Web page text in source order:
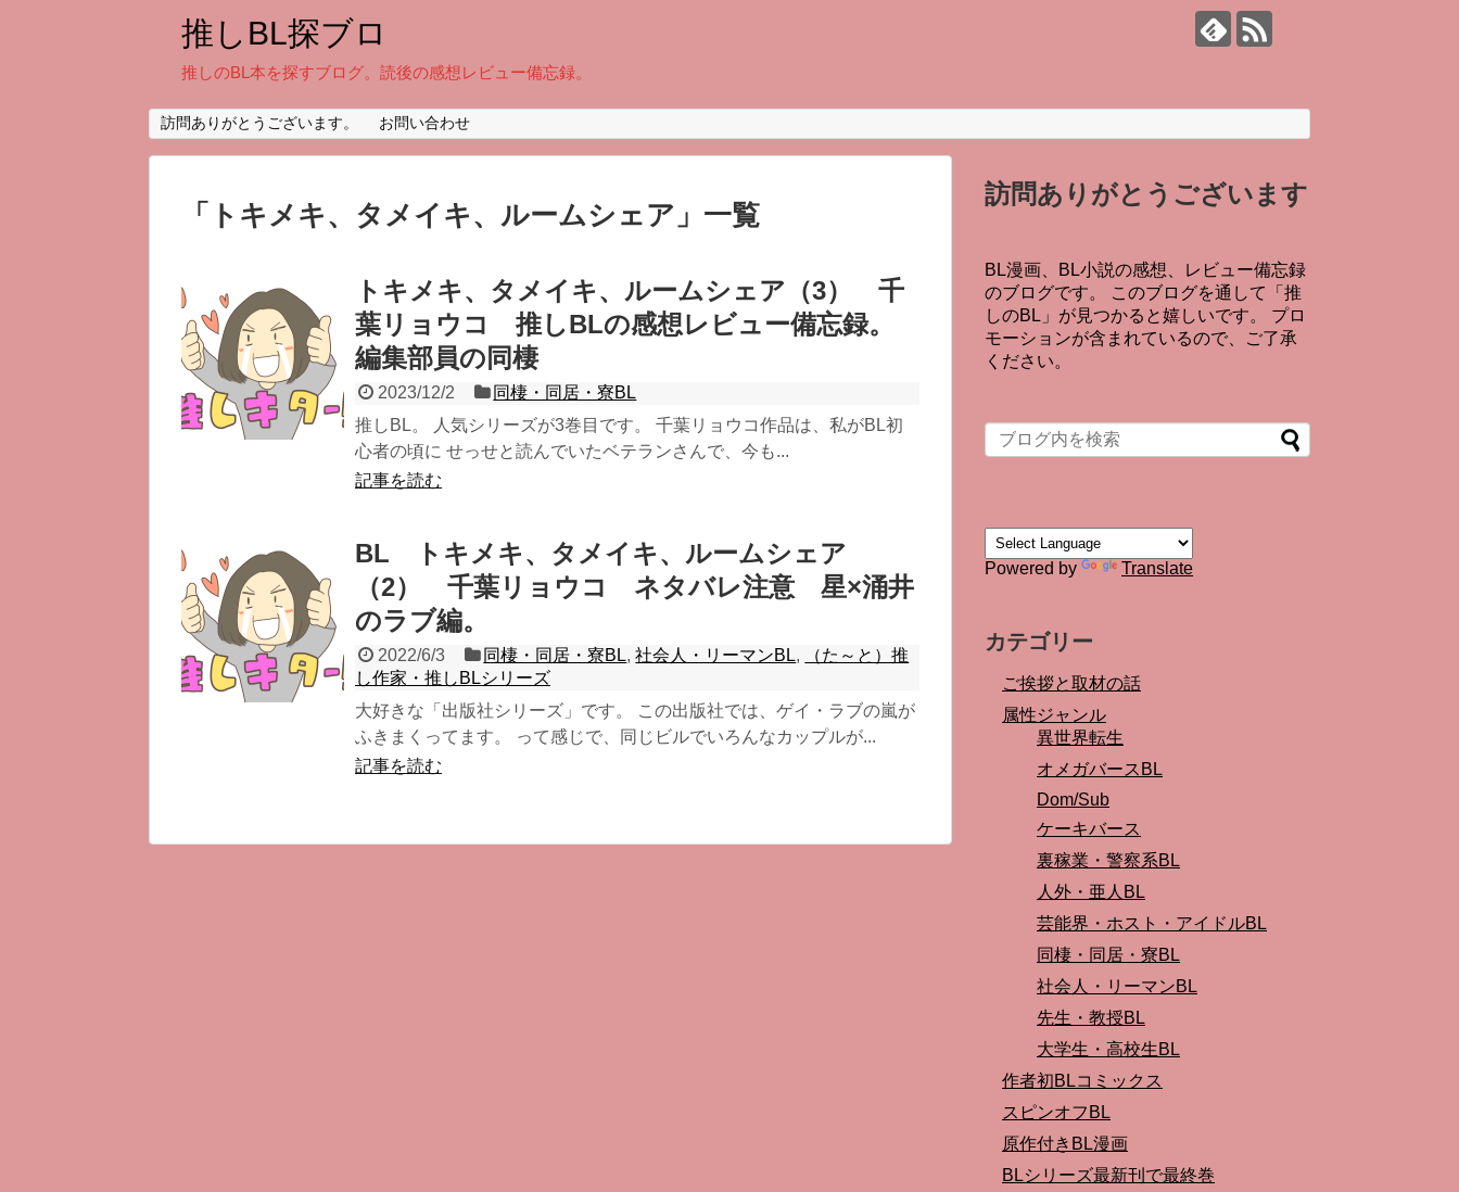
推しBL探ブロ
推しのBL本を探すブログ。読後の感想レビュー備忘録。
訪問ありがとうございます。 お問い合わせ
「 トキメキ、タメイキ、ルームシェア 」 一覧
トキメキ、タメイキ、ルームシェア（3） 千
葉リョウコ 推しBLの感想レビュー備忘録。
編集部員の同棲
2023/12/2
同棲・同居・寮BL
推しBL。 人気シリーズが3巻目です。 千葉リョウコ作品は、私がBL初
心者の頃に せっせと読んでいたベテランさんで、今も...
記事を読む
BL トキメキ、タメイキ、ルームシェア
（2） 千葉リョウコ ネタバレ注意 星×涌井
のラブ編。
2022/6/3 同棲・同居・寮BL,社会人・リーマンBL,
（た～と）推
し作家・推しBLシリーズ
大好きな「出版社シリーズ」です。 この出版社では、ゲイ・ラブの嵐が
ふきまくってます。 って感じで、同じビルでいろんなカップルが...
記事を読む
訪問ありがとうございます
BL漫画、BL小説の感想、レビュー備忘録
のブログです。 このブログを通して「推
しのBL」が見つかると嬉しいです。 プロ
モーションが含まれているので、ご了承
ください。
Powered by Translate
カテゴリー
ご挨拶と取材の話
属性ジャンル
異世界転生
オメガバースBL
Dom/Sub
ケーキバース
裏稼業・警察系BL
人外・亜人BL
芸能界・ホスト・アイドルBL
同棲・同居・寮BL
社会人・リーマンBL
先生・教授BL
大学生・高校生BL
作者初BLコミックス
スピンオフBL
原作付きBL漫画
BLシリーズ最新刊で最終巻